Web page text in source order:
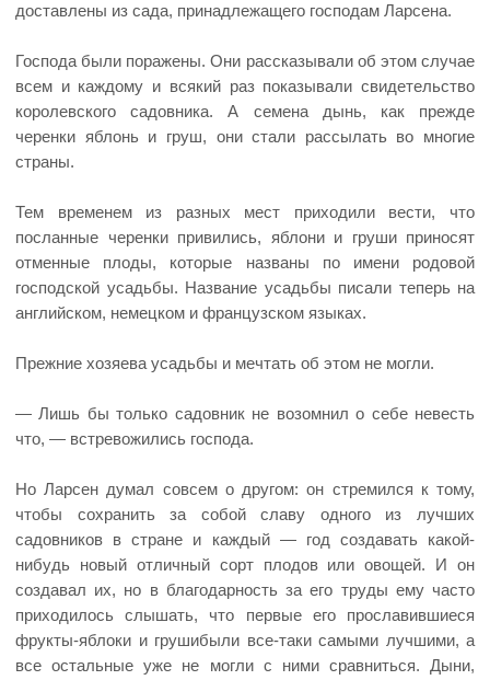
доставлены из сада, принадлежащего господам Ларсена.
Господа были поражены. Они рассказывали об этом случае
всем и каждому и всякий раз показывали свидетельство
королевского садовника. А семена дынь, как прежде
черенки яблонь и груш, они стали рассылать во многие
страны.
Тем временем из разных мест приходили вести, что
посланные черенки привились, яблони и груши приносят
отменные плоды, которые названы по имени родовой
господской усадьбы. Название усадьбы писали теперь на
английском, немецком и французском языках.
Прежние хозяева усадьбы и мечтать об этом не могли.
— Лишь бы только садовник не возомнил о себе невесть
что, — встревожились господа.
Но Ларсен думал совсем о другом: он стремился к тому,
чтобы сохранить за собой славу одного из лучших
садовников в стране и каждый — год создавать какой-
нибудь новый отличный сорт плодов или овощей. И он
создавал их, но в благодарность за его труды ему часто
приходилось слышать, что первые его прославившиеся
фрукты-яблоки и грушибыли все-таки самыми лучшими, а
все остальные уже не могли с ними сравниться. Дыни,